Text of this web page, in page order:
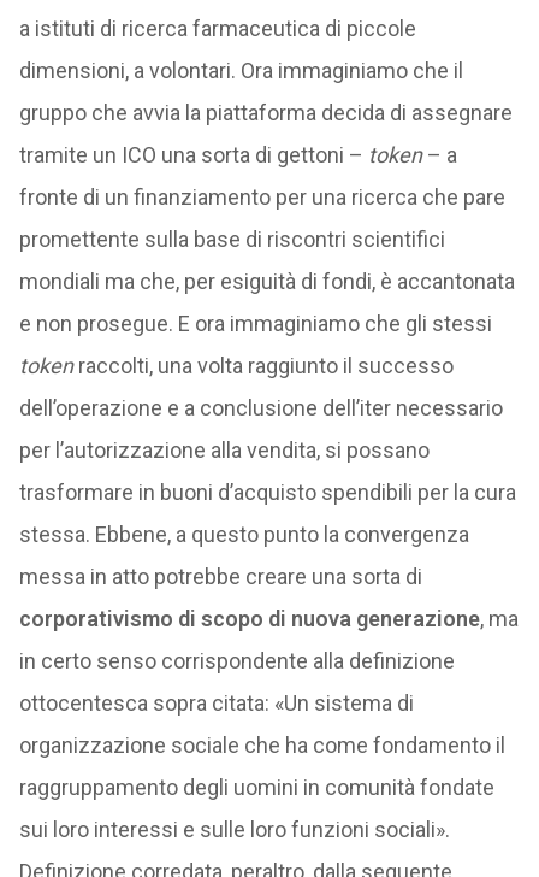
a istituti di ricerca farmaceutica di piccole
dimensioni, a volontari. Ora immaginiamo che il
gruppo che avvia la piattaforma decida di assegnare
tramite un ICO una sorta di gettoni – token– a
fronte di un finanziamento per una ricerca che pare
promettente sulla base di riscontri scientifici
mondiali ma che, per esiguità di fondi, è accantonata
e non prosegue. E ora immaginiamo che gli stessi
tokenraccolti, una volta raggiunto il successo
dell’operazione e a conclusione dell’iter necessario
per l’autorizzazione alla vendita, si possano
trasformare in buoni d’acquisto spendibili per la cura
stessa. Ebbene, a questo punto la convergenza
messa in atto potrebbe creare una sorta di
corporativismo di scopo di nuova generazione, ma
in certo senso corrispondente alla definizione
ottocentesca sopra citata: «Un sistema di
organizzazione sociale che ha come fondamento il
raggruppamento degli uomini in comunità fondate
sui loro interessi e sulle loro funzioni sociali».
Definizione corredata, peraltro, dalla seguente